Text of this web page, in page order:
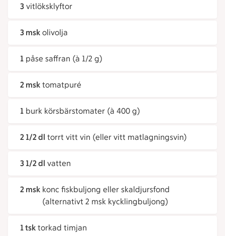
3 vitlöksklyftor
3 msk olivolja
1 påse saffran (à 1/2 g)
2 msk tomatpuré
1 burk körsbärstomater (à 400 g)
2 1/2 dl torrt vitt vin (eller vitt matlagningsvin)
3 1/2 dl vatten
2 msk konc fiskbuljong eller skaldjursfond
(alternativt 2 msk kycklingbuljong)
1 tsk torkad timjan